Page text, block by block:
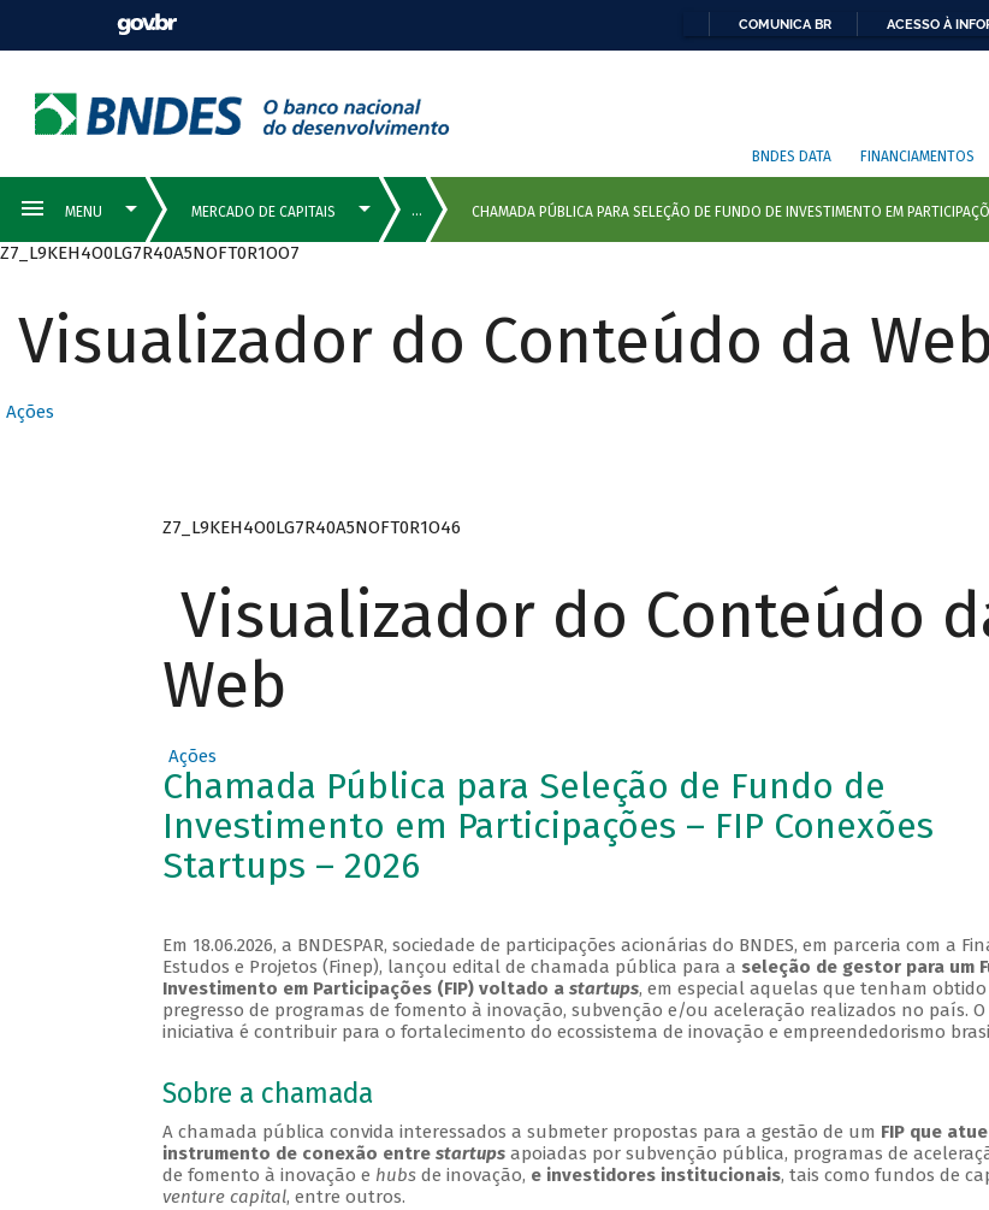
COMUNICA BR ACESSO À
BNDES DATA FINANCIAMENTOS
Z7_L9KEH4O0LG7R40A5NOFT0R1OO7
Visualizador do Conteúdo da
Ações
Z7_L9KEH4O0LG7R40A5NOFT0R1O46
Visualizador do Conteúdo
Web
Ações
Chamada Pública para Seleção de Fundo de
Investimento em Participações – FIP Conexões
Startups – 2026
Em 18.06.2026, a BNDESPAR, sociedade de participações acionárias do BNDES, em parceria com a
Estudos e Projetos (Finep), lançou edital de chamada pública para a seleção de gestor para um
Investimento em Participações (FIP) voltado a startups, em especial aquelas que tenham
pregresso de programas de fomento à inovação, subvenção e/ou aceleração realizados no país.
iniciativa é contribuir para o fortalecimento do ecossistema de inovação e empreendedorismo
Sobre a chamada
A chamada pública convida interessados a submeter propostas para a gestão de um FIP que
instrumento de conexão entre startups apoiadas por subvenção pública, programas de
de fomento à inovação e hubsde inovação, e investidores institucionais, tais como fundos de
venture capital, entre outros.